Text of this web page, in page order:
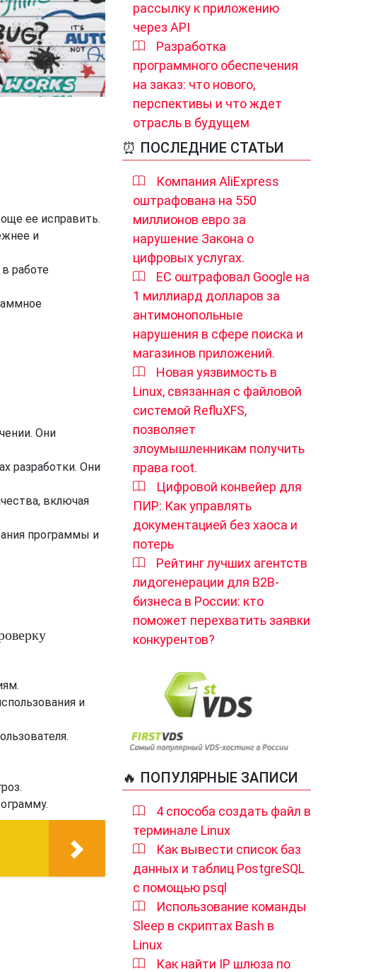
ее исправить.
и
работе
Они
разработки. Они
включая
программы и
и
рассылку к приложению
через API
Разработка
программного обеспечения
на заказ: что нового,
перспективы и что ждет
отрасль в будущем
⏰ ПОСЛЕДНИЕ СТАТЬИ
Компания AliExpress
оштрафована на 550
миллионов евро за
нарушение Закона о
цифровых услугах.
ЕС оштрафовал Google на
1 миллиард долларов за
антимонопольные
нарушения в сфере поиска и
магазинов приложений.
Новая уязвимость в
Linux, связанная с файловой
системой RefluXFS,
позволяет
злоумышленникам получить
права root.
Цифровой конвейер для
ПИР: Как управлять
документацией без хаоса и
потерь
Рейтинг лучших агентств
лидогенерации для B2B-
бизнеса в России: кто
поможет перехватить заявки
конкурентов?
🔥 ПОПУЛЯРНЫЕ ЗАПИСИ
4 способа создать файл в
терминале Linux
Как вывести список баз
данных и таблиц PostgreSQL
с помощью psql
Использование команды
Sleep в скриптах Bash в
Linux
Как найти IP шлюза по